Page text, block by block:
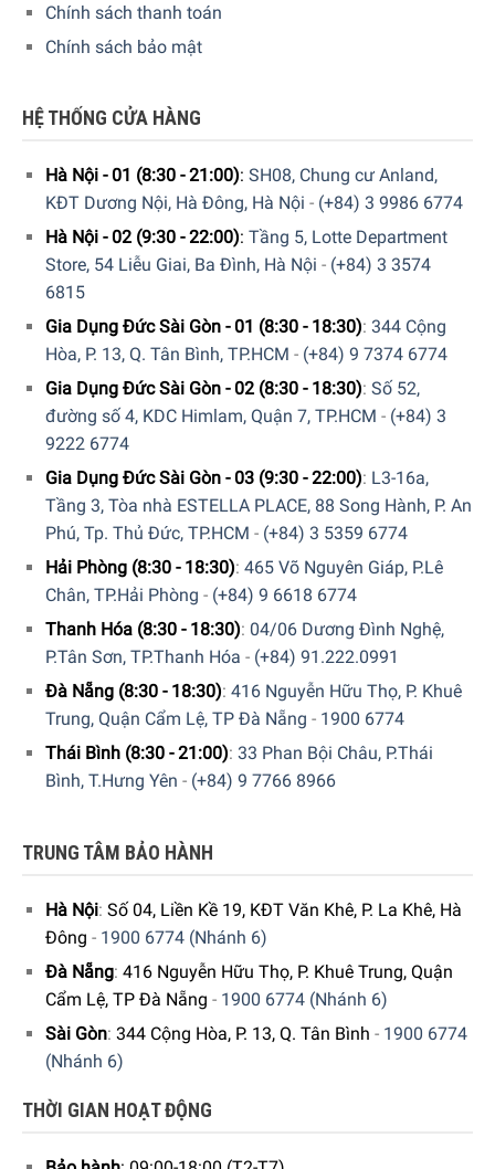
Điểm đặc biệt của chiếc máy Medion MD 19888 đó chính
là tính năng pha trà, pha cà phê và xay khô với phin pha cà
phê và cối xay khô đi kèm. Giờ đây, nhu cầupha cà phê gia
đìnhcũng có thể được giải quyết trên model mới tới từ
Medion.
Có lẽ điều khiến mọi người nội trợ e ngại nhất khi vào bếp
chế biến các món ăn đó chính là quá trình vệ sinh sau khi
nấu. Với Medion MD 19888, thật đặc biệt khi chiếc máy
này được trang bị tính năng tự vệ sinh và khử trùng giúp
tiết kiệm thời gian và công sức vệ sinh cho người sử dụng,
mang lại cảm giác trải nghiệm thoải mái nhất khi nấu sữa
hạt. Các phần phụ kiện đi kèm như phin cà phê, trà hay cối
Chính sách thanh toán
Chính sách bảo mật
HỆ THỐNG CỬA HÀNG
Hà Nội - 01 (8:30 - 21:00): SH08, Chung cư Anland,
KĐT Dương Nội, Hà Đông, Hà Nội - (+84) 3 9986 6774
Hà Nội - 02 (9:30 - 22:00): Tầng 5, Lotte Department
Store, 54 Liễu Giai, Ba Đình, Hà Nội - (+84) 3 3574
6815
Gia Dụng Đức Sài Gòn - 01 (8:30 - 18:30): 344 Cộng
Hòa, P. 13, Q. Tân Bình, TP.HCM - (+84) 9 7374 6774
Gia Dụng Đức Sài Gòn - 02 (8:30 - 18:30): Số 52,
đường số 4, KDC Himlam, Quận 7, TP.HCM - (+84) 3
9222 6774
Gia Dụng Đức Sài Gòn - 03 (9:30 - 22:00): L3-16a,
Tầng 3, Tòa nhà ESTELLA PLACE, 88 Song Hành, P. An
Phú, Tp. Thủ Đức, TP.HCM - (+84) 3 5359 6774
Hải Phòng (8:30 - 18:30): 465 Võ Nguyên Giáp, P.Lê
Chân, TP.Hải Phòng - (+84) 9 6618 6774
Thanh Hóa (8:30 - 18:30): 04/06 Dương Đình Nghệ,
P.Tân Sơn, TP.Thanh Hóa - (+84) 91.222.0991
Đà Nẵng (8:30 - 18:30): 416 Nguyễn Hữu Thọ, P. Khuê
Trung, Quận Cẩm Lệ, TP Đà Nẵng - 1900 6774
Thái Bình (8:30 - 21:00): 33 Phan Bội Châu, P.Thái
Bình, T.Hưng Yên - (+84) 9 7766 8966
TRUNG TÂM BẢO HÀNH
Hà Nội: Số 04, Liền Kề 19, KĐT Văn Khê, P. La Khê, Hà
Đông - 1900 6774 (Nhánh 6)
Đà Nẵng: 416 Nguyễn Hữu Thọ, P. Khuê Trung, Quận
Cẩm Lệ, TP Đà Nẵng - 1900 6774 (Nhánh 6)
Sài Gòn: 344 Cộng Hòa, P. 13, Q. Tân Bình - 1900 6774
(Nhánh 6)
THỜI GIAN HOẠT ĐỘNG